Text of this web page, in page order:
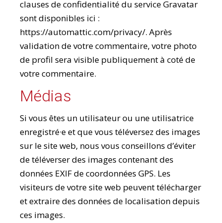
clauses de confidentialité du service Gravatar
sont disponibles ici :
https://automattic.com/privacy/. Après
validation de votre commentaire, votre photo
de profil sera visible publiquement à coté de
votre commentaire.
Médias
Si vous êtes un utilisateur ou une utilisatrice
enregistré·e et que vous téléversez des images
sur le site web, nous vous conseillons d’éviter
de téléverser des images contenant des
données EXIF de coordonnées GPS. Les
visiteurs de votre site web peuvent télécharger
et extraire des données de localisation depuis
ces images.